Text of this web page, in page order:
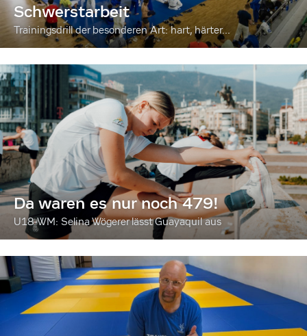
Schwerstarbeit
Trainingsdrill der besonderen Art: hart, härter...
Da waren es nur noch 479!
U18-WM: Selina Wögerer lässt Guayaquil aus